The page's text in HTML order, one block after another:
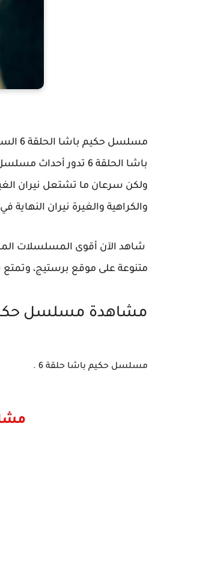
باشا الحلقة 6 تدور
ولكن سرعان ما تشتعل نيران
والكراهية والغيرة نيران النهاية
متنوعة على موقع برستيج،
مشاهدة مسلسل حكيم باشا
مسلسل حكيم باشا حلقة 6 .